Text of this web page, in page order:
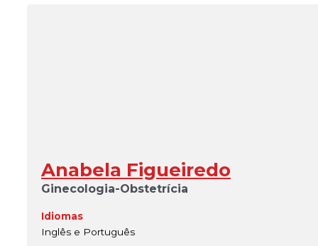
Anabela Figueiredo
Ginecologia-Obstetrícia
Idiomas
Inglês e Português